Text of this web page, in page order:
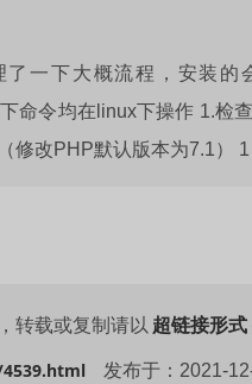
一下大概流程，安装
命令均在linux下操作 1.检
修改PHP默认版本为7.1）
，转载或复制请以 超链接形式
发布于：2021-